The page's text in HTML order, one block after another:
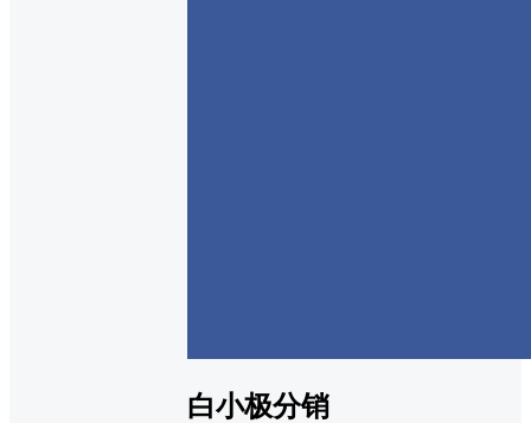
白小极分销